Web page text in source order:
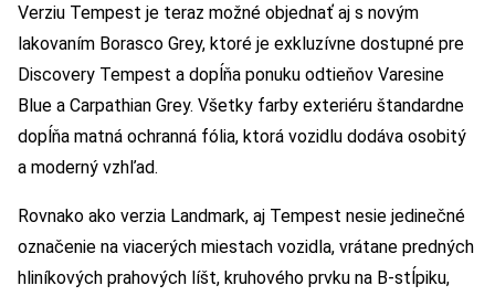
Verziu Tempest je teraz možné objednať aj s novým
lakovaním Borasco Grey, ktoré je exkluzívne dostupné pre
Discovery Tempest a dopĺňa ponuku odtieňov Varesine
Blue a Carpathian Grey. Všetky farby exteriéru štandardne
dopĺňa matná ochranná fólia, ktorá vozidlu dodáva osobitý
a moderný vzhľad.
Rovnako ako verzia Landmark, aj Tempest nesie jedinečné
označenie na viacerých miestach vozidla, vrátane predných
hliníkových prahových líšt, kruhového prvku na B-stĺpiku,